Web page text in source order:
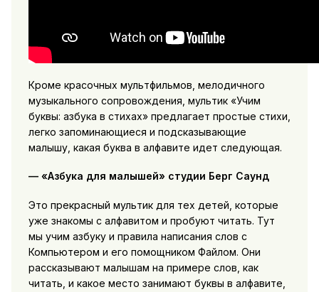
Кроме красочных мультфильмов, мелодичного
музыкального сопровождения, мультик «Учим
буквы: азбука в стихах» предлагает простые стихи,
легко запоминающиеся и подсказывающие
малышу, какая буква в алфавите идет следующая.
— «Азбука для малышей» студии Берг Саунд
Это прекрасный мультик для тех детей, которые
уже знакомы с алфавитом и пробуют читать. Тут
мы учим азбуку и правила написания слов с
Компьютером и его помощником Файлом. Они
рассказывают малышам на примере слов, как
читать, и какое место занимают буквы в алфавите,